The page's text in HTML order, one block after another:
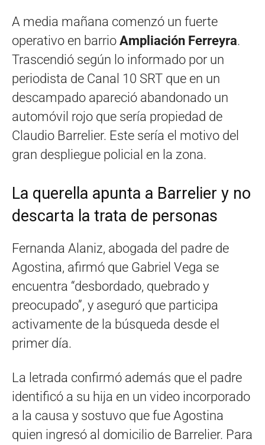
A media mañana comenzó un fuerte
operativo en barrio Ampliación Ferreyra.
Trascendió según lo informado por un
periodista de Canal 10 SRT que en un
descampado apareció abandonado un
automóvil rojo que sería propiedad de
Claudio Barrelier. Este sería el motivo del
gran despliegue policial en la zona.
La querella apunta a Barrelier y no
descarta la trata de personas
Fernanda Alaniz, abogada del padre de
Agostina, afirmó que Gabriel Vega se
encuentra “desbordado, quebrado y
preocupado”, y aseguró que participa
activamente de la búsqueda desde el
primer día.
La letrada confirmó además que el padre
identificó a su hija en un video incorporado
a la causa y sostuvo que fue Agostina
quien ingresó al domicilio de Barrelier. Para